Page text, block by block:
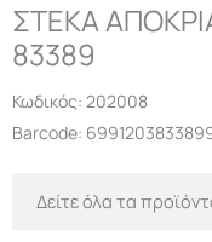
ΣΤΕΚΑ
83389
Κωδικός: 202008
Barcode:
Δείτε όλα τα